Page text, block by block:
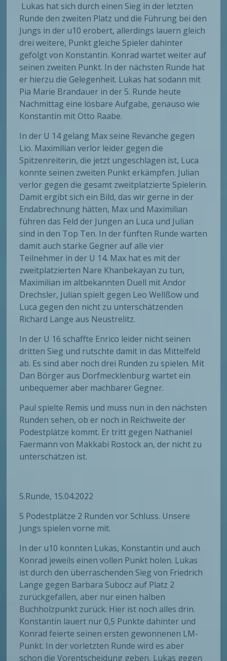
Lukas hat sich durch einen Sieg in der letzten
Runde den zweiten Platz und die Führung bei den
Jungs in der u10 erobert, allerdings lauern gleich
drei weitere, Punkt gleiche Spieler dahinter
gefolgt von Konstantin. Konrad wartet weiter auf
seinen zweiten Punkt. In der nächsten Runde hat
er hierzu die Gelegenheit. Lukas hat sodann mit
Pia Marie Brandauer in der 5. Runde heute
Nachmittag eine lösbare Aufgabe, genauso wie
Konstantin mit Otto Raabe.
In der U 14 gelang Max seine Revanche gegen
Lio. Maximilian verlor leider gegen die
Spitzenreiterin, die jetzt ungeschlagen ist, Luca
konnte seinen zweiten Punkt erkämpfen. Julian
verlor gegen die gesamt zweitplatzierte Spielerin.
Damit ergibt sich ein Bild, das wir gerne in der
Endabrechnung hätten, Max und Maximilian
führen das Feld der Jungen an Luca und Julian
sind in den Top Ten. In der fünften Runde warten
damit auch starke Gegner auf alle vier
Teilnehmer in der U 14. Max hat es mit der
zweitplatzierten Nare Khanbekayan zu tun,
Maximilian im altbekannten Duell mit Andor
Drechsler, Julian spielt gegen Leo Wellßow und
Luca gegen den nicht zu unterschätzenden
Richard Lange aus Neustrelitz.
In der U 16 schaffte Enrico leider nicht seinen
dritten Sieg und rutschte damit in das Mittelfeld
ab. Es sind aber noch drei Runden zu spielen. Mit
Dan Börger aus Dorfmecklenburg wartet ein
unbequemer aber machbarer Gegner.
Paul spielte Remis und muss nun in den nächsten
Runden sehen, ob er noch in Reichweite der
Podestplätze kommt. Er tritt gegen Nathaniel
Faermann von Makkabi Rostock an, der nicht zu
unterschätzen ist.
5.Runde, 15.04.2022
5 Podestplätze 2 Runden vor Schluss. Unsere
Jungs spielen vorne mit.
In der u10 konnten Lukas, Konstantin und auch
Konrad jeweils einen vollen Punkt holen. Lukas
ist durch den überraschenden Sieg von Friedrich
Lange gegen Barbara Subocz auf Platz 2
zurückgefallen, aber nur einen halben
Buchholzpunkt zurück. Hier ist noch alles drin.
Konstantin lauert nur 0,5 Punkte dahinter und
Konrad feierte seinen ersten gewonnenen LM-
Punkt. In der vorletzten Runde wird es aber
schon die Vorentscheidung geben, Lukas gegen